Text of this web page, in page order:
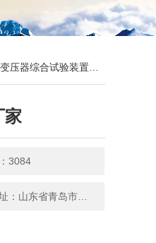
压器综合试验装置生产厂家
家
3084